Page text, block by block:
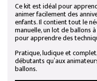
Ce kit est idéal pour
animer facilement des
enfants. Il contient tout le
manuelle, un lot de ballons
pour apprendre des
Pratique, ludique et
débutants qu’aux
ballons.